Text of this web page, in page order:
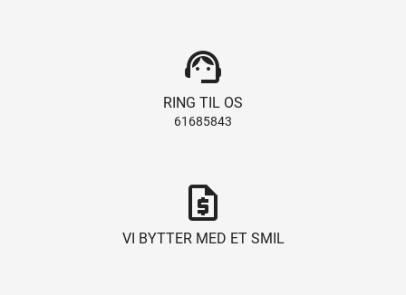
support_agent
RING TIL OS
61685843
request_quote
VI BYTTER MED ET SMIL